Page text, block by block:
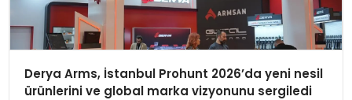
Derya Arms, İstanbul Prohunt 2026’da yeni nesil
ürünlerini ve global marka vizyonunu sergiledi